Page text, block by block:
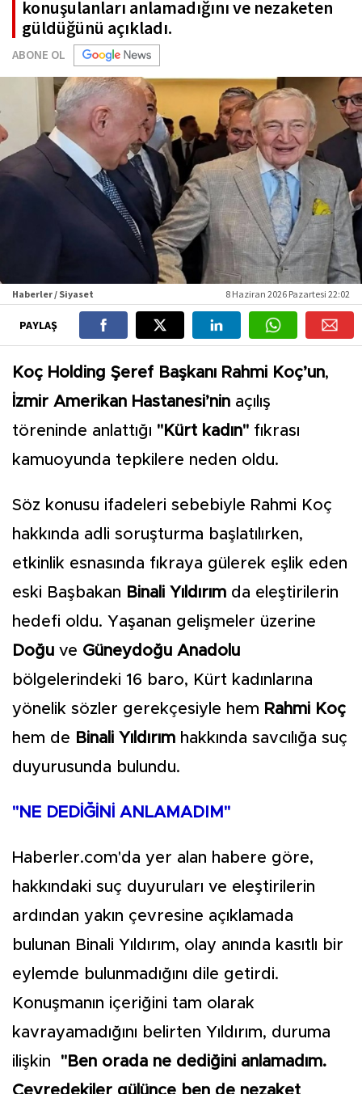
konuşulanları anlamadığını ve nezaketen
güldüğünü açıkladı.
ABONE OL
Haberler / Siyaset 8 Haziran 2026 Pazartesi 22:02
PAYLAŞ
Koç Holding Şeref Başkanı Rahmi Koç’un,
İzmir Amerikan Hastanesi’nin açılış
töreninde anlattığı "Kürt kadın" fıkrası
kamuoyunda tepkilere neden oldu.
Söz konusu ifadeleri sebebiyle Rahmi Koç
hakkında adli soruşturma başlatılırken,
etkinlik esnasında fıkraya gülerek eşlik eden
eski Başbakan Binali Yıldırım da eleştirilerin
hedefi oldu. Yaşanan gelişmeler üzerine
Doğu ve Güneydoğu Anadolu
bölgelerindeki 16 baro, Kürt kadınlarına
yönelik sözler gerekçesiyle hem Rahmi Koç
hem de Binali Yıldırım hakkında savcılığa suç
duyurusunda bulundu.
"NE DEDİĞİNİ ANLAMADIM"
Haberler.com'da yer alan habere göre,
hakkındaki suç duyuruları ve eleştirilerin
ardından yakın çevresine açıklamada
bulunan Binali Yıldırım, olay anında kasıtlı bir
eylemde bulunmadığını dile getirdi.
Konuşmanın içeriğini tam olarak
kavrayamadığını belirten Yıldırım, duruma
ilişkin "Ben orada ne dediğini anlamadım.
Çevredekiler gülünce ben de nezaket